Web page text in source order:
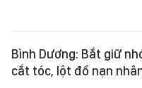
Bình Dương: Bắt giữ
cắt tóc, lột đồ nạn